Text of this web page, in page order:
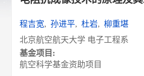
程吉宽, 孙进平, 杜岩, 柳重堪
北京航空航天大学 电子工程系
基金项目:
航空科学基金资助项目